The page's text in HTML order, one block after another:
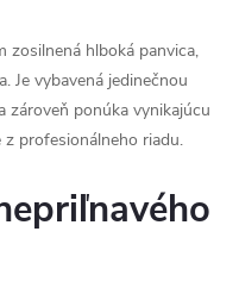
zosilnená hlboká panvica,
Je vybavená jedinečnou
a zároveň ponúka vynikajúcu
profesionálneho riadu.